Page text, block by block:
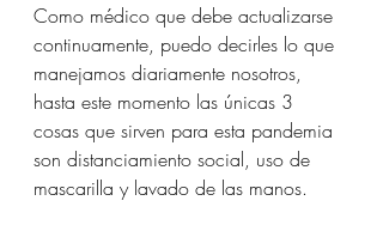
Como médico que debe actualizarse
continuamente, puedo decirles lo que
manejamos diariamente nosotros,
hasta este momento las únicas 3
cosas que sirven para esta pandemia
son distanciamiento social, uso de
mascarilla y lavado de las manos.